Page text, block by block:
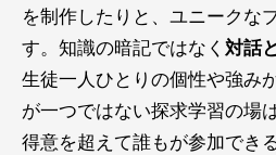
を制作したりと、ユニークな
す。知識の暗記ではなく 対話
生徒一人ひとりの個性や強み
が一つではない探求学習の場
得意を超えて誰もが参加でき